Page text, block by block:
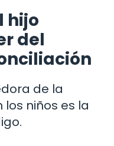
hijo
del
de la
los niños es la